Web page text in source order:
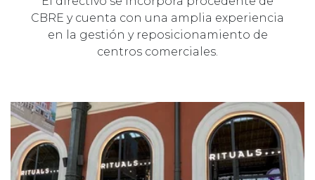
CBRE y cuenta con una amplia experiencia
en la gestión y reposicionamiento de
centros comerciales.